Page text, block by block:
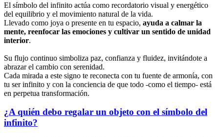
El símbolo del infinito actúa como recordatorio visual y energético
del equilibrio y el movimiento natural de la vida.
Llevado como joya o presente en tu espacio, ayuda a calmar la
mente, reenfocar las emociones y cultivar un sentido de unidad
interior.
Su flujo continuo simboliza paz, confianza y fluidez, invitándote a
abrazar el cambio con serenidad.
Cada mirada a este signo te reconecta con tu fuente de armonía, con
tu ser infinito y con la conciencia de que todo -como el tiempo- está
en perpetua transformación.
¿A quién debo regalar un objeto con el símbolo del
infinito?